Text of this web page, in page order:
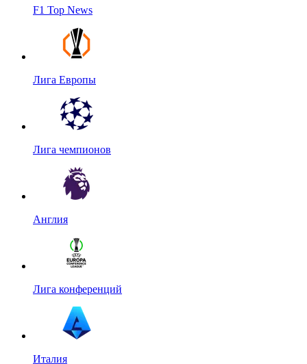
F1 Top News
Лига Европы
Лига чемпионов
Англия
Лига конференций
Италия